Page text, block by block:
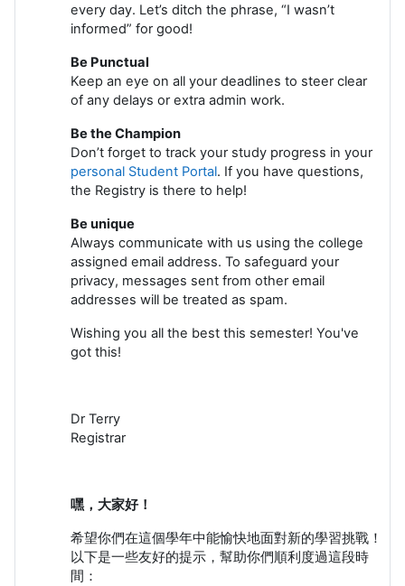
every day. Let’s ditch the phrase, “I wasn’t
informed” for good!
Be Punctual
Keep an eye on all your deadlines to steer clear
of any delays or extra admin work.
Be the Champion
Don’t forget to track your study progress in your
personal Student Portal. If you have questions,
the Registry is there to help!
Be unique
Always communicate with us using the college
assigned email address. To safeguard your
privacy, messages sent from other email
addresses will be treated as spam.
Wishing you all the best this semester! You've
got this!
Dr Terry
Registrar
嘿，大家好！
希望你們在這個學年中能愉快地面對新的學習挑戰！
以下是一些友好的提示，幫助你們順利度過這段時
間：